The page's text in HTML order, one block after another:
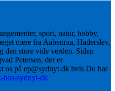
sport, natur, hobby,
mere fra Aabenraa, Haderslev,
den store vide verden. Siden
Petersen, der er
os på ep@sydnyt.dk hvis Du har
hos-sydnyt-dk